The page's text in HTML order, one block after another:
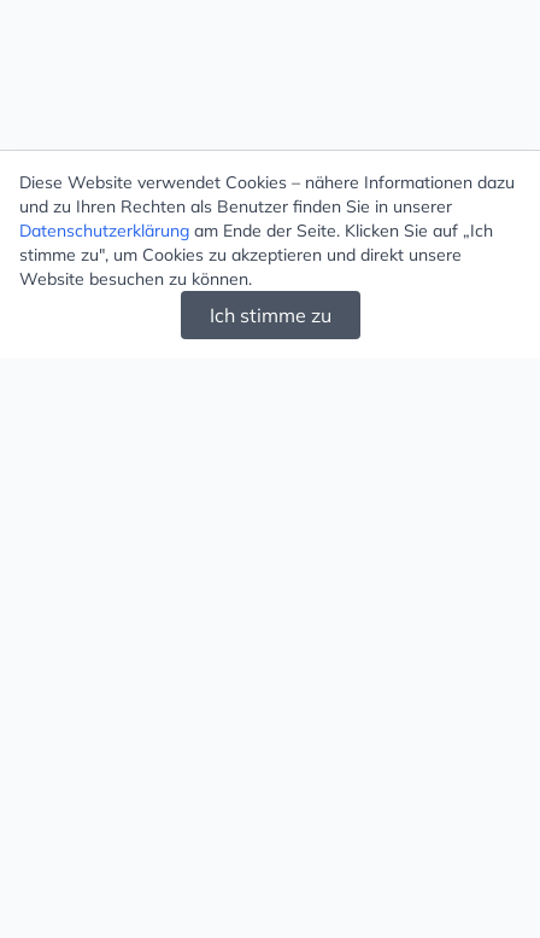
Diese Website verwendet Cookies – nähere Informationen dazu
und zu Ihren Rechten als Benutzer finden Sie in unserer
Datenschutzerklärung am Ende der Seite. Klicken Sie auf „Ich
stimme zu", um Cookies zu akzeptieren und direkt unsere
Website besuchen zu können.
Ich stimme zu